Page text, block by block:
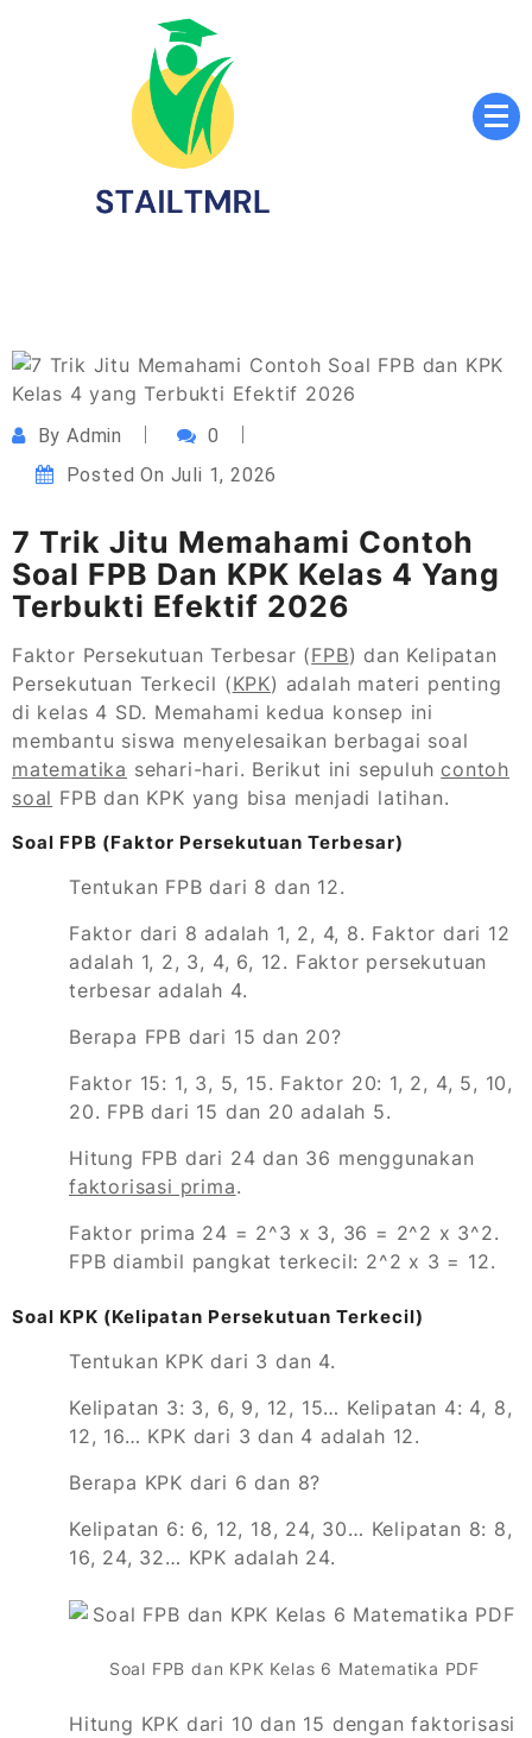
ByAdmin
0
Posted On Juli 1, 2026
7 Trik Jitu Memahami Contoh
Soal FPB Dan KPK Kelas 4 Yang
Terbukti Efektif 2026
Faktor Persekutuan Terbesar (FPB) dan Kelipatan
Persekutuan Terkecil (KPK) adalah materi penting
di kelas 4 SD. Memahami kedua konsep ini
membantu siswa menyelesaikan berbagai soal
matematika sehari-hari. Berikut ini sepuluhcontoh
soal FPB dan KPK yang bisa menjadi latihan.
Soal FPB (Faktor Persekutuan Terbesar)
Tentukan FPB dari 8 dan 12.
Faktor dari 8 adalah 1, 2, 4, 8. Faktor dari 12
adalah 1, 2, 3, 4, 6, 12. Faktor persekutuan
terbesar adalah 4.
Berapa FPB dari 15 dan 20?
Faktor 15: 1, 3, 5, 15. Faktor 20: 1, 2, 4, 5, 10,
20. FPB dari 15 dan 20 adalah 5.
Hitung FPB dari 24 dan 36 menggunakan
faktorisasi prima.
Faktor prima 24 = 2^3 x 3, 36 = 2^2 x 3^2.
FPB diambil pangkat terkecil: 2^2 x 3 = 12.
Soal KPK (Kelipatan Persekutuan Terkecil)
Tentukan KPK dari 3 dan 4.
Kelipatan 3: 3, 6, 9, 12, 15… Kelipatan 4: 4, 8,
12, 16… KPK dari 3 dan 4 adalah 12.
Berapa KPK dari 6 dan 8?
Kelipatan 6: 6, 12, 18, 24, 30… Kelipatan 8: 8,
16, 24, 32… KPK adalah 24.
Soal FPB dan KPK Kelas 6 Matematika PDF
Hitung KPK dari 10 dan 15 dengan faktorisasi